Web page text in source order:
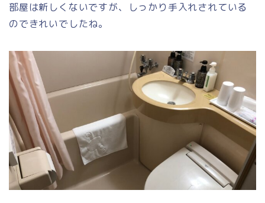
部屋は新しくないですが、しっかり手入れされている
のできれいでしたね。